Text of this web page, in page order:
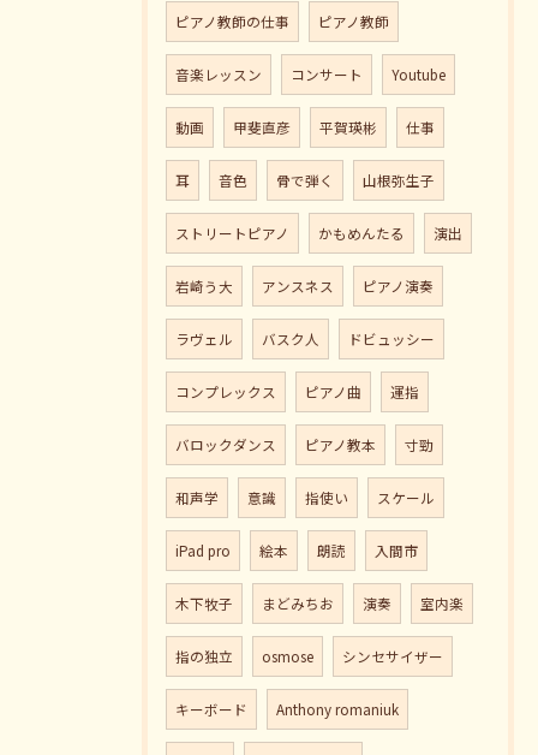
ピアノ教師の仕事 ピアノ教師
音楽レッスン コンサート Youtube
動画 甲斐直彦 平賀瑛彬 仕事
耳 音色 骨で弾く 山根弥生子
ストリートピアノ かもめんたる 演出
岩崎う大 アンスネス ピアノ演奏
ラヴェル バスク人 ドビュッシー
コンプレックス ピアノ曲 運指
バロックダンス ピアノ教本 寸勁
和声学 意識 指使い スケール
iPad pro 絵本 朗読 入間市
木下牧子 まどみちお 演奏 室内楽
指の独立 osmose シンセサイザー
キーボード Anthony romaniuk